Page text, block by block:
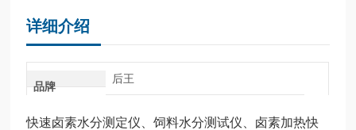
详细介绍
品牌
后王
快速卤素水分测定仪、饲料水分测试仪、卤素加热快